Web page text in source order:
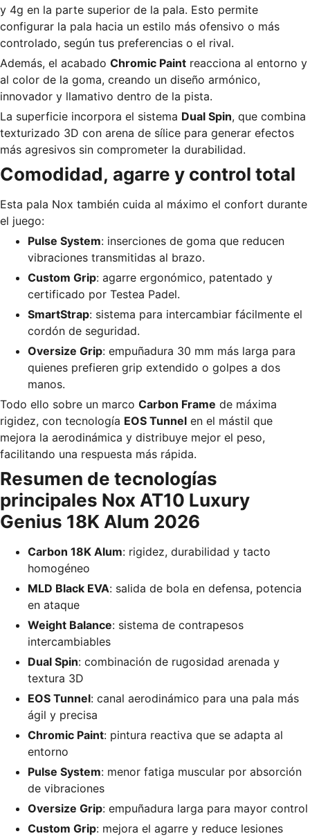
y 4g en la parte superior de la pala. Esto permite
configurar la pala hacia un estilo más ofensivo o más
controlado, según tus preferencias o el rival.
Además, el acabado Chromic Paint reacciona al entorno y
al color de la goma, creando un diseño armónico,
innovador y llamativo dentro de la pista.
La superficie incorpora el sistema Dual Spin, que combina
texturizado 3D con arena de sílice para generar efectos
más agresivos sin comprometer la durabilidad.
Comodidad, agarre y control total
Esta pala Nox también cuida al máximo el confort durante
el juego:
Pulse System: inserciones de goma que reducen
vibraciones transmitidas al brazo.
Custom Grip: agarre ergonómico, patentado y
certificado por Testea Padel.
SmartStrap: sistema para intercambiar fácilmente el
cordón de seguridad.
Oversize Grip: empuñadura 30 mm más larga para
quienes prefieren grip extendido o golpes a dos
manos.
Todo ello sobre un marco Carbon Frame de máxima
rigidez, con tecnología EOS Tunnel en el mástil que
mejora la aerodinámica y distribuye mejor el peso,
facilitando una respuesta más rápida.
Resumen de tecnologías
principales Nox AT10 Luxury
Genius 18K Alum 2026
Carbon 18K Alum: rigidez, durabilidad y tacto
homogéneo
MLD Black EVA: salida de bola en defensa, potencia
en ataque
Weight Balance: sistema de contrapesos
intercambiables
Dual Spin: combinación de rugosidad arenada y
textura 3D
EOS Tunnel: canal aerodinámico para una pala más
ágil y precisa
Chromic Paint: pintura reactiva que se adapta al
entorno
Pulse System: menor fatiga muscular por absorción
de vibraciones
Oversize Grip: empuñadura larga para mayor control
Custom Grip: mejora el agarre y reduce lesiones